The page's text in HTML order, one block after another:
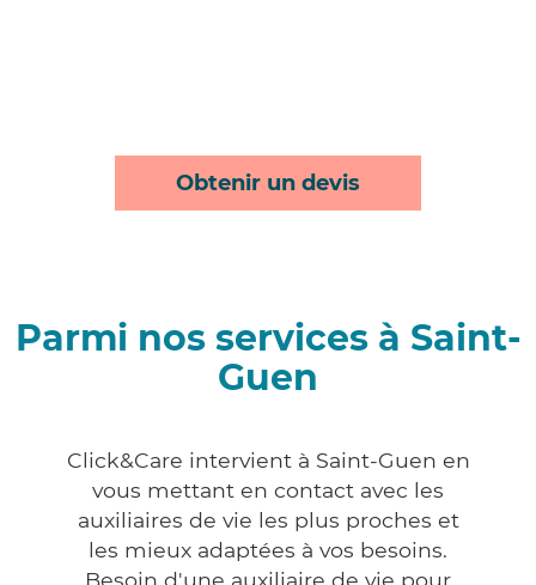
Obtenir un devis
Parmi nos services à Saint-
Guen
Click&Care intervient à Saint-Guen en
vous mettant en contact avec les
auxiliaires de vie les plus proches et
les mieux adaptées à vos besoins.